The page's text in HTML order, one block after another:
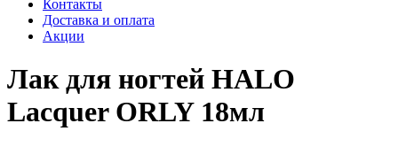
Контакты
Доставка и оплата
Акции
Лак для ногтей HALO
Lacquer ORLY 18мл